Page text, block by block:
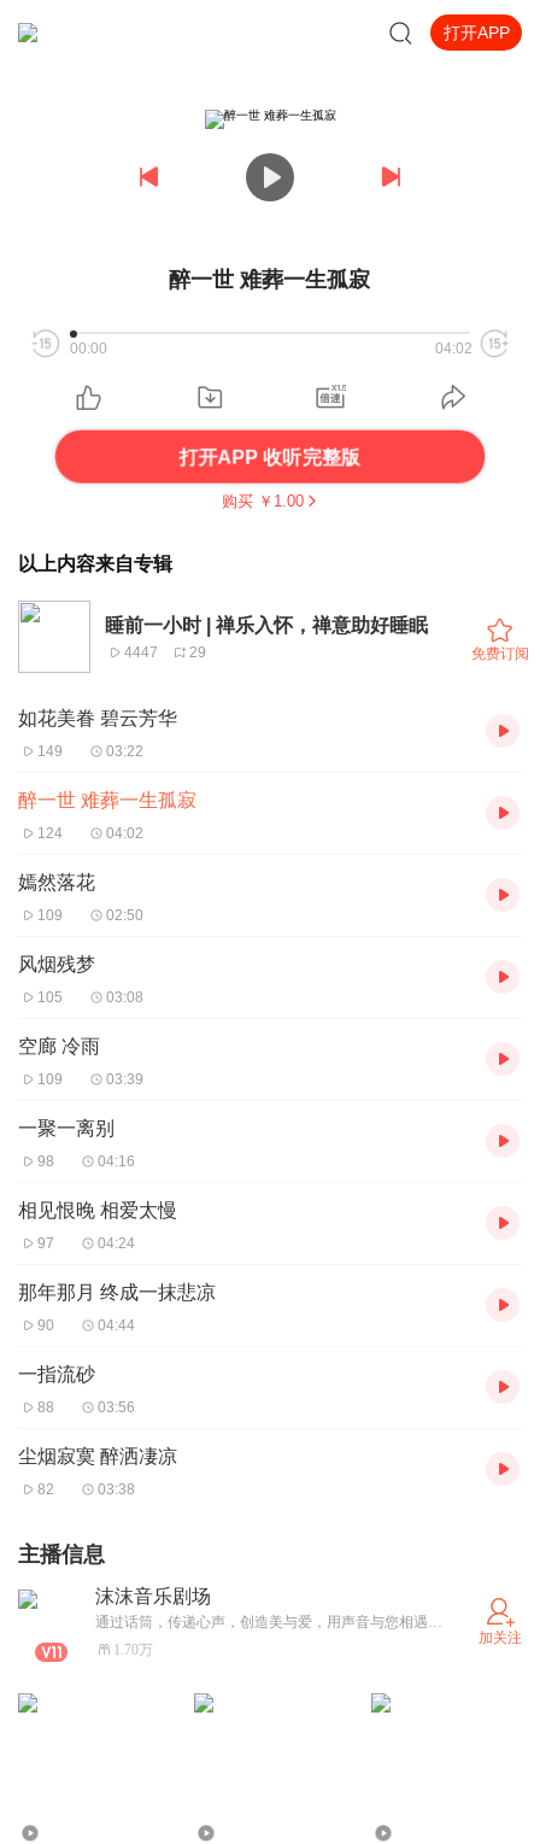
打开APP
醉一世 难葬一生孤寂
00:00 04:02
打开APP 收听完整版
购买 ￥ 1.00
以上内容来自专辑
睡前一小时 | 禅乐入怀，禅意助好睡眠
4447 29 免费订阅
如花美眷 碧云芳华
149 03:22
醉一世 难葬一生孤寂
124 04:02
嫣然落花
109 02:50
风烟残梦
105 03:08
空廊 冷雨
109 03:39
一聚一离别
98 04:16
相见恨晚 相爱太慢
97 04:24
那年那月 终成一抹悲凉
90 04:44
一指流砂
88 03:56
尘烟寂寞 醉洒凄凉
82 03:38
主播信息
沫沫音乐剧场
通过话筒，传递心声，创造美与爱，用声音与您相遇！一位爱讲故事的姑娘。
1.70万
加关注